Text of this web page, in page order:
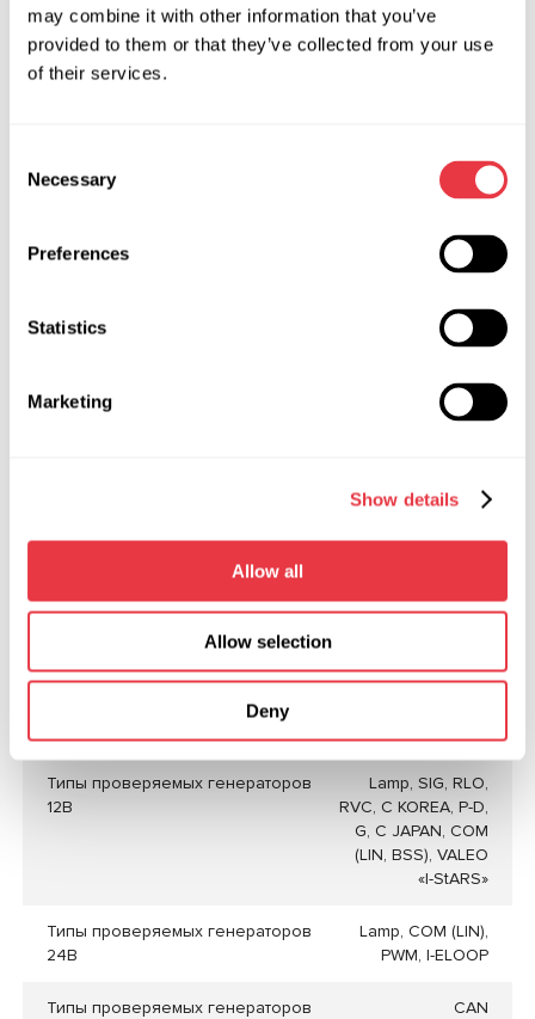
may combine it with other information that you’ve
provided to them or that they’ve collected from your use
of their services.
Selection
Necessary
Preferences
Statistics
Marketing
Show details
Allow all
Allow selection
Deny
Потреблямая мощность, кВт
Обновление ПО
Модель АКБ (Не входит в
минимум 45 А·ч
Зарядка АКБ №1 Да
Зарядка АКБ №2 Да
агрегатов (узлов), В
Обороты привода, об/мин
Регулировка оборотов привода
Тип передачи привода агрегата
Ременная
Типы проверяемых генераторов
12В
Lamp, SIG, RLO,
RVC, C KOREA, P-D,
G, C JAPAN, COM
(LIN, BSS), VALEO
«I-StARS»
Типы проверяемых генераторов
24В
Lamp, COM (LIN),
PWM, I-ELOOP
Типы проверяемых генераторов
CAN